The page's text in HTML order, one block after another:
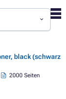
black (schwarz
2000 Seiten